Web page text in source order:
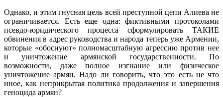
Однако, и этим гнусная цель всей преступной цепи Алиева не
ограничивается. Есть еще одна: фиктивными протоколами
псевдо-юридического процесса сформулировать ТАКИЕ
обвинения в адрес руководства и народа теперь уже Армении,
которые «обоснуют» полномасштабную агрессию против нее
и уничтожение армянской государственности. По
возможности, даже полное изгнание или физическое
уничтожение армян. Надо ли говорить, что это есть не что
иное, как неприкрытая политика продолжения и завершения
геноцида армян?